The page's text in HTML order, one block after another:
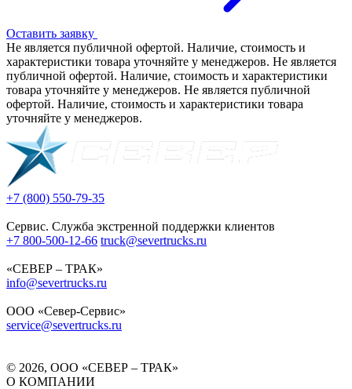
Оставить заявку
Не является публичной офертой. Наличие, стоимость и
характеристики товара уточняйте у менеджеров. Не является
публичной офертой. Наличие, стоимость и характеристики
товара уточняйте у менеджеров. Не является публичной
офертой. Наличие, стоимость и характеристики товара
уточняйте у менеджеров.
+7 (800) 550-79-35
Сервис. Служба экстренной поддержки клиентов
+7 800-500-12-66 truck@severtrucks.ru
«СЕВЕР – ТРАК»
info@severtrucks.ru
ООО «Север-Сервис»
service@severtrucks.ru
© 2026, ООО «СЕВЕР – ТРАК»
О КОМПАНИИ